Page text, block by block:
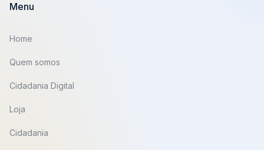
Menu
Home
Quem somos
Cidadania Digital
Loja
Cidadania